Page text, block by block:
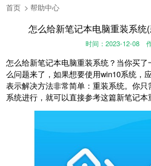
首页 帮助中心
怎么给新笔记本电脑重装系统
时间：2023-12-08
怎么给新笔记本电脑重装系统？当你买了
么问题来了，如果想要使用win10系统，
表示解决方法非常简单：重装系统。你只
系统进行，就可以直接参考这篇新笔记本